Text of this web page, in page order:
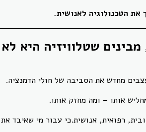
הטכנולוגיה לאנושית.
שטלוויזיה היא
מחדש את הסביבה של חולי הדמנציה.
אותו – ומה מחזק אותו.
רפואית, אנושית.כי עבור מי שאיבד